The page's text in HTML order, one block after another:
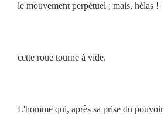
le mouvement perpétuel ; mais, hélas !
cette roue tourne à vide.
L'homme qui, après sa prise du pouvoir